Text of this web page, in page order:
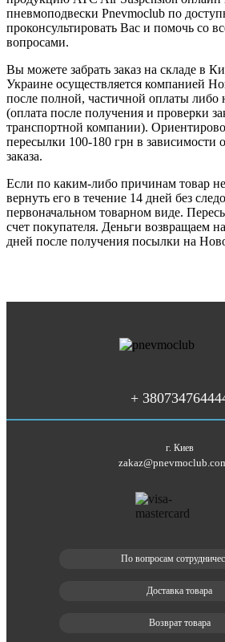
пневмоподвески Pnevmoclub по
проконсультировать Вас и помочь со
вопросами.
Вы можете забрать заказ на складе в
Украине осуществляется компанией
после полной, частичной оплаты
(оплата после получения и проверки
транспортной компании).
пересылки 100-180 грн в зависимости
заказа.
Если по каким-либо причинам товар
вернуть его в течение 14 дней без
первоначальном товарном виде.
счет покупателя. Деньги возвращаем
дней после получения посылки на
+
г. Киев
По вопросам
Доставка товара
Возврат товара